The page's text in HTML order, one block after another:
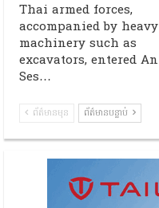
Thai armed forces,
accompanied by heavy
machinery such as
excavators, entered An
Ses…
ព័ត៌មានមុន ព័ត៌មានបន្ទាប់